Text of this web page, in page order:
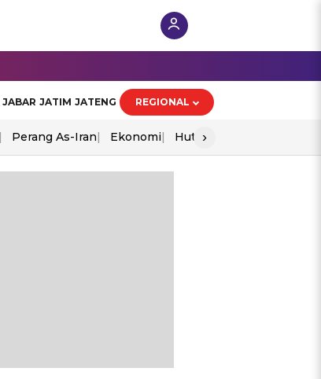
JABAR JATIM JATENG REGIONAL
Perang As-Iran Ekonomi Hut Ri
›